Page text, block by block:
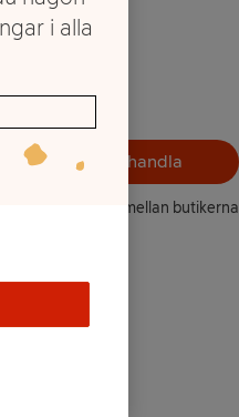
Välj butik och handla
kan variera mellan butikerna
i alla